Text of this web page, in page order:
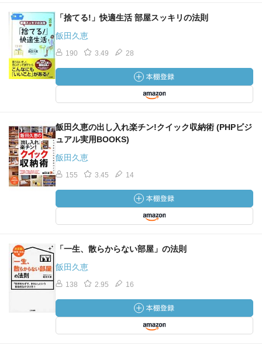
「捨てる!」快適生活 部屋スッキリの法則
飯田久恵
190 3.49 28
飯田久恵の出し入れ楽チン!クイック収納術 (PHPビジ
ュアル実用BOOKS)
飯田久恵
155 3.45 14
「一生、散らからない部屋」の法則
飯田久恵
138 2.95 16